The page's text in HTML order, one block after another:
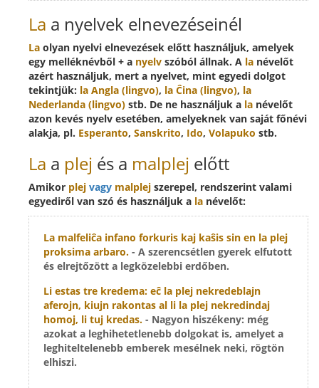
La a nyelvek elnevezéseinél
La olyan nyelvi elnevezések előtt használjuk, amelyek
egy melléknévből + a nyelv szóból állnak. A la névelőt
azért használjuk, mert a nyelvet, mint egyedi dolgot
tekintjük: la Angla (lingvo), la Ĉina (lingvo), la
Nederlanda (lingvo) stb. De ne használjuk a la névelőt
azon kevés nyelv esetében, amelyeknek van saját főnévi
alakja, pl. Esperanto, Sanskrito, Ido, Volapuko stb.
La a plej és a malplej előtt
Amikor plej vagy malplej szerepel, rendszerint valami
egyediről van szó és használjuk a la névelőt:
La malfeliĉa infano forkuris kaj kaŝis sin en la plej
proksima arbaro. - A szerencsétlen gyerek elfutott
és elrejtőzött a legközelebbi erdőben.
Li estas tre kredema: eĉ la plej nekredeblajn
aferojn, kiujn rakontas al li la plej nekredindaj
homoj, li tuj kredas. - Nagyon hiszékeny: még
azokat a leghihetetlenebb dolgokat is, amelyet a
leghiteltelenebb emberek mesélnek neki, rögtön
elhiszi.